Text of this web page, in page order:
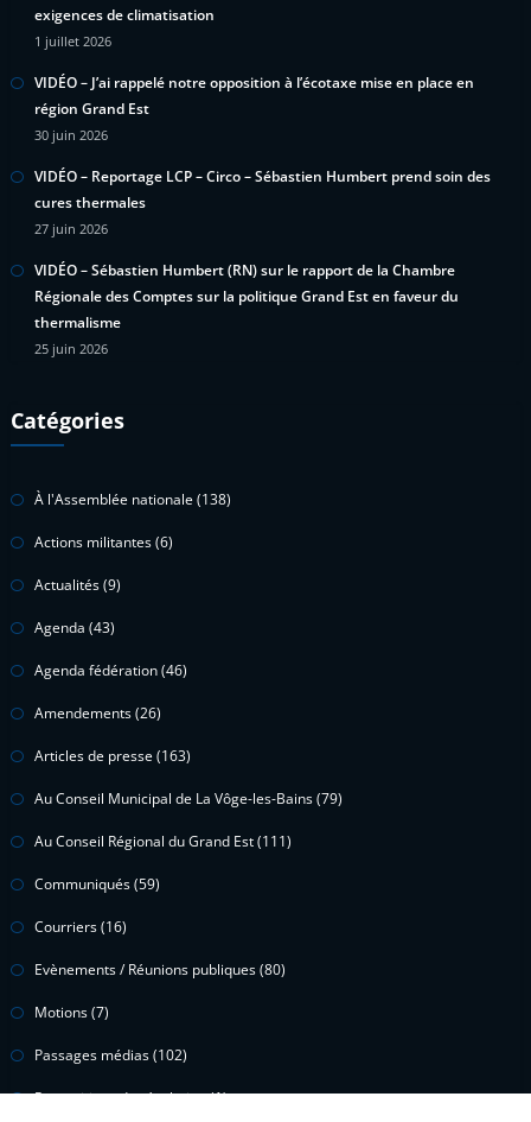
exigences de climatisation
1 juillet 2026
VIDÉO – J’ai rappelé notre opposition à l’écotaxe mise en place en
région Grand Est
30 juin 2026
VIDÉO – Reportage LCP – Circo – Sébastien Humbert prend soin des
cures thermales
27 juin 2026
VIDÉO – Sébastien Humbert (RN) sur le rapport de la Chambre
Régionale des Comptes sur la politique Grand Est en faveur du
thermalisme
25 juin 2026
Catégories
À l'Assemblée nationale (138)
Actions militantes(6)
Actualités(9)
Agenda (43)
Agenda fédération(46)
Amendements(26)
Articles de presse (163)
Au Conseil Municipal de La Vôge-les-Bains(79)
Au Conseil Régional du Grand Est(111)
Communiqués(59)
Courriers(16)
Evènements / Réunions publiques(80)
Motions(7)
Passages médias(102)
Propositions de résolution(1)